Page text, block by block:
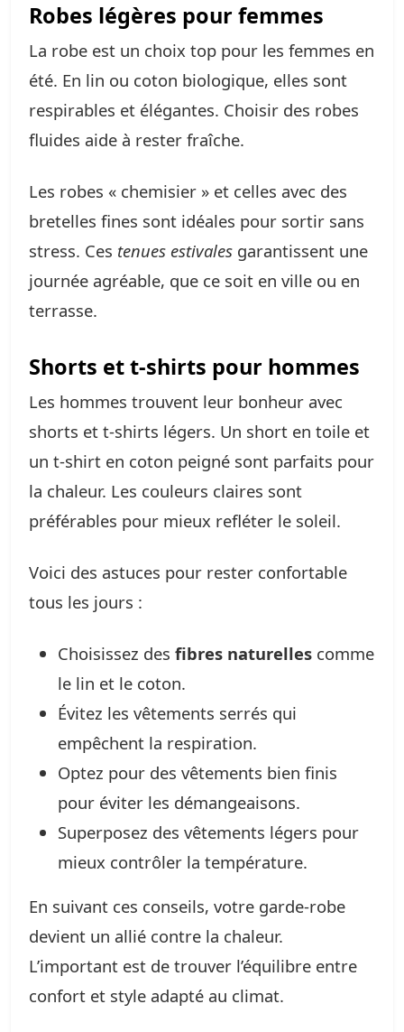
Robes légères pour femmes
La robe est un choix top pour les femmes en
été. En lin ou coton biologique, elles sont
respirables et élégantes. Choisir des robes
fluides aide à rester fraîche.
Les robes « chemisier » et celles avec des
bretelles fines sont idéales pour sortir sans
stress. Ces tenues estivales garantissent une
journée agréable, que ce soit en ville ou en
terrasse.
Shorts et t-shirts pour hommes
Les hommes trouvent leur bonheur avec
shorts et t-shirts légers. Un short en toile et
un t-shirt en coton peigné sont parfaits pour
la chaleur. Les couleurs claires sont
préférables pour mieux refléter le soleil.
Voici des astuces pour rester confortable
tous les jours :
Choisissez des fibres naturelles comme
le lin et le coton.
Évitez les vêtements serrés qui
empêchent la respiration.
Optez pour des vêtements bien finis
pour éviter les démangeaisons.
Superposez des vêtements légers pour
mieux contrôler la température.
En suivant ces conseils, votre garde-robe
devient un allié contre la chaleur.
L’important est de trouver l’équilibre entre
confort et style adapté au climat.